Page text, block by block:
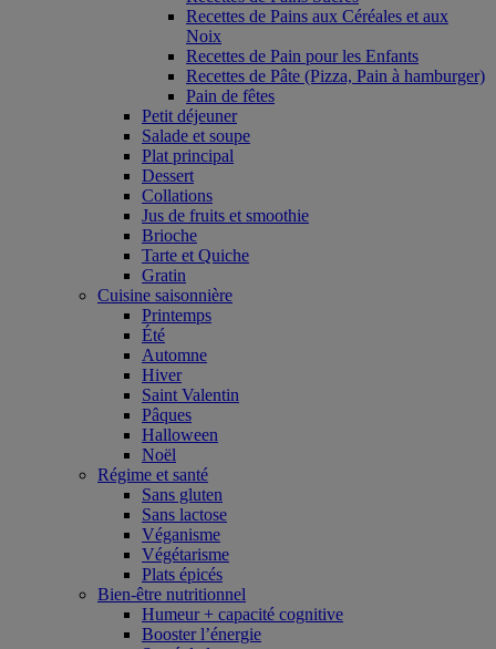
Recettes de Pains aux Céréales et aux
Noix
Recettes de Pain pour les Enfants
Recettes de Pâte (Pizza, Pain à hamburger)
Pain de fêtes
Petit déjeuner
Salade et soupe
Plat principal
Dessert
Collations
Jus de fruits et smoothie
Brioche
Tarte et Quiche
Gratin
Cuisine saisonnière
Printemps
Été
Automne
Hiver
Saint Valentin
Pâques
Halloween
Noël
Régime et santé
Sans gluten
Sans lactose
Véganisme
Végétarisme
Plats épicés
Bien-être nutritionnel
Humeur + capacité cognitive
Booster l’énergie